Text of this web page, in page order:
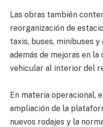
Las obras también
reorganización de
taxis, buses, minibuses
además de mejoras en
vehicular al interior del
En materia operacional,
ampliación de la
nuevos rodajes y la